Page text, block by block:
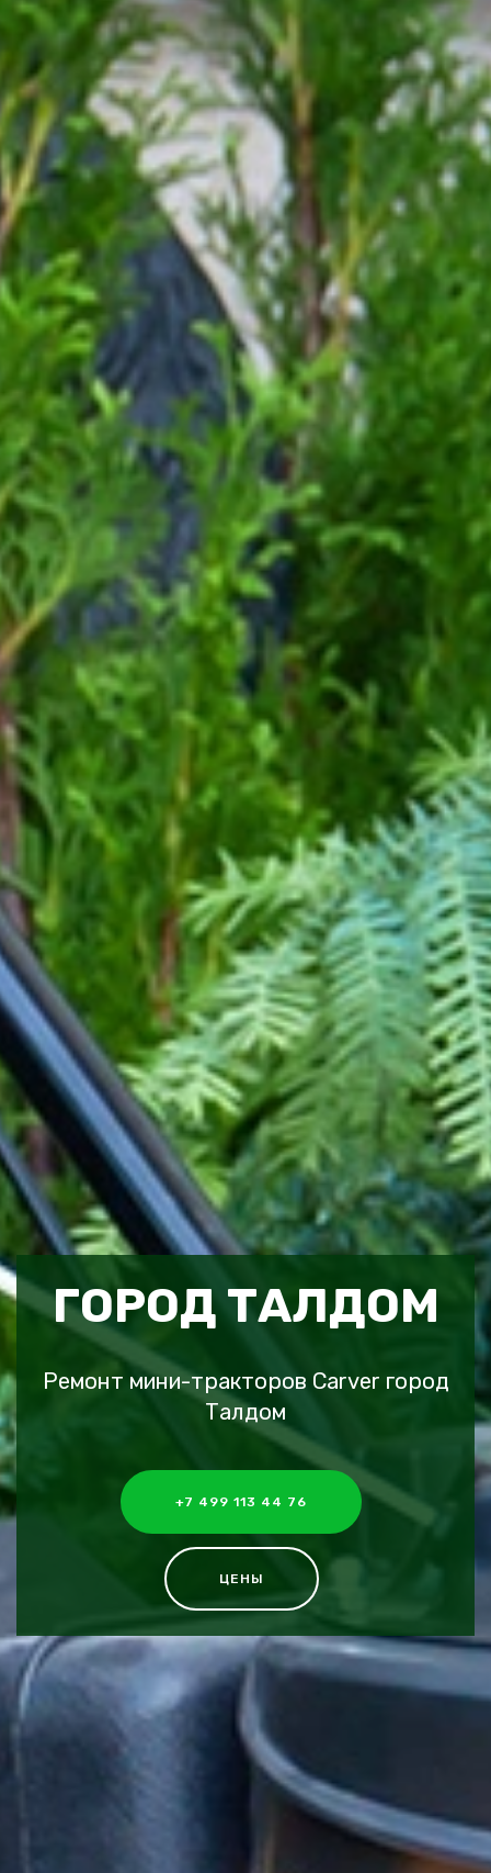
ГОРОД ТАЛДОМ
Ремонт мини-тракторов Carver город
Талдом
+7 499 113 44 76
ЦЕНЫ